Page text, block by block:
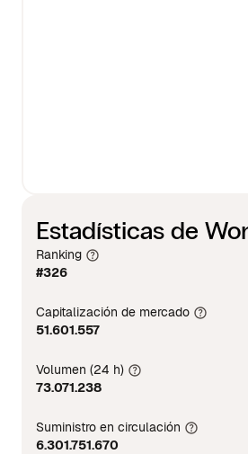
Estadísticas de
Ranking
#326
Capitalización de mercado
51.601.557
Volumen (24 h)
73.071.238
Suministro en circulación
6.301.751.670